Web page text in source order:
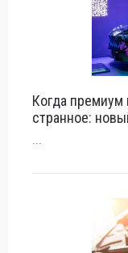
Когда премиум
странное:
...